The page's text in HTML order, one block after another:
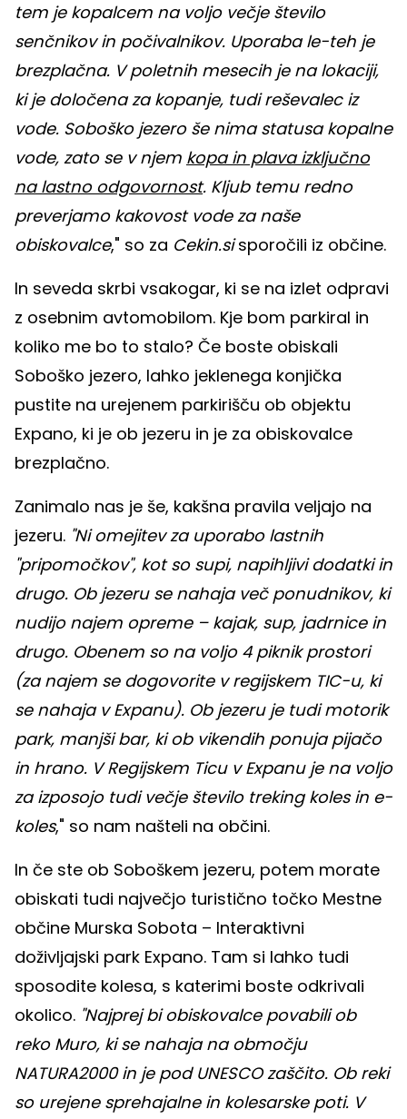
tem je kopalcem na voljo večje število
senčnikov in počivalnikov. Uporaba le-teh je
brezplačna. V poletnih mesecih je na lokaciji,
ki je določena za kopanje, tudi reševalec iz
vode. Soboško jezero še nima statusa kopalne
vode, zato se v njem kopa in plava izključno
na lastno odgovornost. Kljub temu redno
preverjamo kakovost vode za naše
obiskovalce," so za Cekin.sisporočili iz občine.
In seveda skrbi vsakogar, ki se na izlet odpravi
z osebnim avtomobilom. Kje bom parkiral in
koliko me bo to stalo? Če boste obiskali
Soboško jezero, lahko jeklenega konjička
pustite na urejenem parkirišču ob objektu
Expano, ki je ob jezeru in je za obiskovalce
brezplačno.
Zanimalo nas je še, kakšna pravila veljajo na
jezeru. "Ni omejitev za uporabo lastnih
"pripomočkov", kot so supi, napihljivi dodatki in
drugo. Ob jezeru se nahaja več ponudnikov, ki
nudijo najem opreme – kajak, sup, jadrnice in
drugo. Obenem so na voljo 4 piknik prostori
(za najem se dogovorite v regijskem TIC-u, ki
se nahaja v Expanu). Ob jezeru je tudi motorik
park, manjši bar, ki ob vikendih ponuja pijačo
in hrano. V Regijskem Ticu v Expanu je na voljo
za izposojo tudi večje število treking koles in e-
koles," so nam našteli na občini.
In če ste ob Soboškem jezeru, potem morate
obiskati tudi največjo turistično točko Mestne
občine Murska Sobota – Interaktivni
doživljajski park Expano. Tam si lahko tudi
sposodite kolesa, s katerimi boste odkrivali
okolico. "Najprej bi obiskovalce povabili ob
reko Muro, ki se nahaja na območju
NATURA2000 in je pod UNESCO zaščito. Ob reki
so urejene sprehajalne in kolesarske poti. V